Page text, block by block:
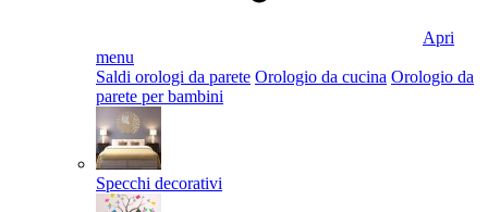
Apri
menu
Saldi orologi da parete Orologio da cucina Orologio da
parete per bambini
Specchi decorativi